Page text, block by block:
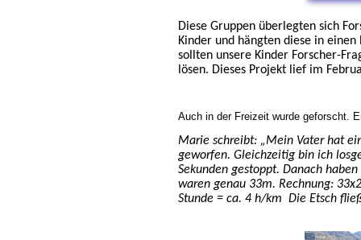
Diese Gruppen überlegten sich
Kinder und hängten diese in
sollten unsere Kinder Forscher-
lösen. Dieses Projekt lief im
Auch in der Freizeit wurde geforscht.
Marie schreibt: „Mein Vater hat
geworfen. Gleichzeitig bin ich
Sekunden gestoppt. Danach
waren genau 33m. Rechnung:
Stunde = ca. 4 h/km Die Etsch